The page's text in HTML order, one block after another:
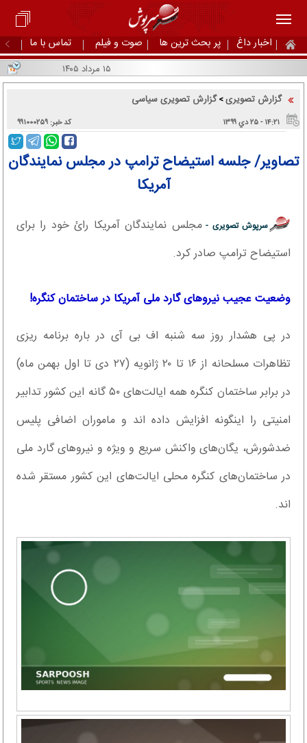
اخبار داغ پر بحث ترین ها صوت و فیلم تماس با ما
۱۴:۲۱ - ۲۵ دي ۱۳۹۹ کد خبر: ۹۹۱۰۰۰۲۵۹
گزارش تصویری>گزارش تصویری سیاسی
تصاویر/ جلسه استیضاح ترامپ در مجلس نمایندگان
آمریکا
سرپوش تصویری -مجلس نمایندگان آمریکا رائ خود را برای
استیضاح ترامپ صادر کرد.
وضعیت عجیب نیروهای گارد ملی آمریکا در ساختمان کنگره!
در پی هشدار روز سه شنبه اف بی آی در باره برنامه ریزی
تظاهرات مسلحانه از ۱۶ تا ۲۰ ژانویه (۲۷ دی تا اول بهمن ماه)
در برابر ساختمان کنگره همه ایالت‌های ۵۰ گانه این کشور تدابیر
امنیتی را اینگونه افزایش داده اند و ماموران اضافی پلیس
ضدشورش، یگان‌های واکنش سریع و ویژه و نیرو‌های گارد ملی
در ساختمان‌های کنگره محلی ایالت‌های این کشور مستقر شده
اند.